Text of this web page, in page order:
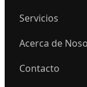
Servicios
Acerca de
Contacto